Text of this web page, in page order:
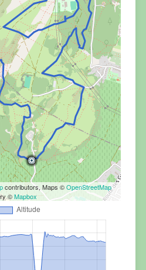
contributors, Maps ©OpenStreetMap
©Mapbox